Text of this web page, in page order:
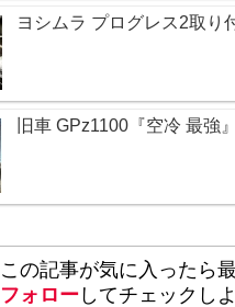
ヨシムラ プログレス2取り
旧車 GPz1100『空冷 最強
この記事が気に入ったら
フォロー してチェックし